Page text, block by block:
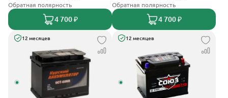
Обратная полярность
4 700 ₽
Обратная полярность
4 700 ₽
12 месяцев 12 месяцев